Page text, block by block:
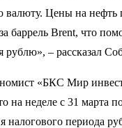
валюту. Цены на
баррель Brent, что
рублю», – рассказал
«БКС Мир
на неделе с 31 марта
налогового периода